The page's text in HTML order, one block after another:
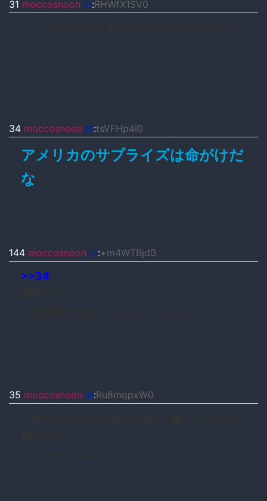
31 moccosnoon id:RHWfX1SV0
34 moccosnoon id:tsVFHp4I0
アメリカのサプライズは命がけだ
な
144 moccosnoon id:+m4WTBjd0
>>34
35 moccosnoon id:Ru8mqpxW0